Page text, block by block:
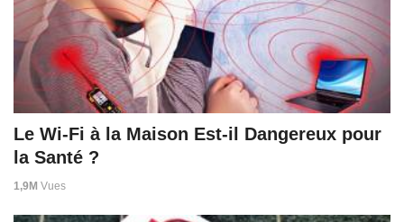
Le Wi-Fi à la Maison Est-il Dangereux pour
la Santé ?
1,9M Vues